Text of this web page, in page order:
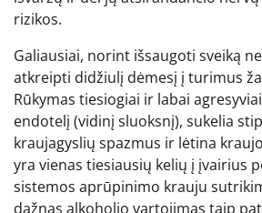
rizikos.
Galiausiai, norint išsaugoti sveiką
atkreipti didžiulį dėmesį į turimus
Rūkymas tiesiogiai ir labai
endotelį (vidinį sluoksnį), sukelia
kraujagyslių spazmus ir lėtina
yra vienas tiesiausių kelių į įvairius
sistemos aprūpinimo krauju
dažnas alkoholio vartojimas taip